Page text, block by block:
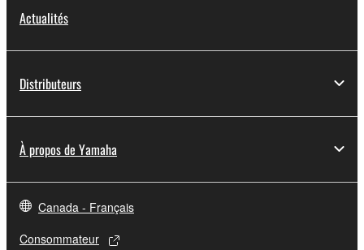
Actualités
Distributeurs
À propos de Yamaha
Canada - Français
Consommateur